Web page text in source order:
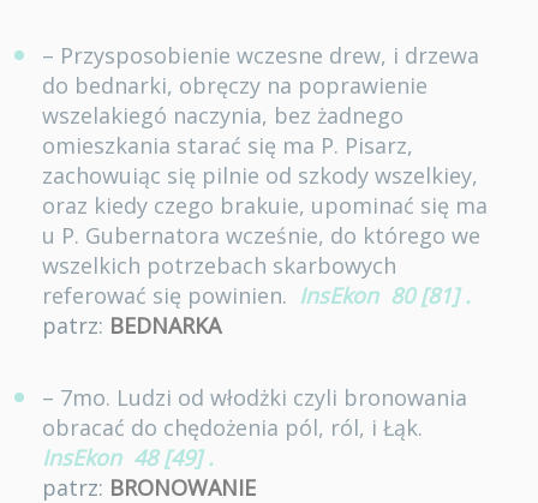
– Przysposobienie wczesne drew, i drzewa
do bednarki, obręczy na poprawienie
wszelakiegó naczynia, bez żadnego
omieszkania starać się ma P. Pisarz,
zachowuiąc się pilnie od szkody wszelkiey,
oraz kiedy czego brakuie, upominać się ma
u P. Gubernatora wcześnie, do którego we
wszelkich potrzebach skarbowych
referować się powinien. InsEkon 80 [81] .
patrz: BEDNARKA
– 7mo. Ludzi od włodżki czyli bronowania
obracać do chędożenia pól, ról, i Łąk.
InsEkon 48 [49] .
patrz: BRONOWANIE